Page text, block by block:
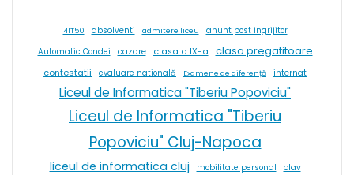
4IT50 absolventi admitere liceu anunt post ingrijitor
Automatic Condei cazare clasa a IX-a clasa pregatitoare
contestatii evaluare natională Examene de diferență internat
Liceul de Informatica "Tiberiu Popoviciu"
Liceul de Informatica "Tiberiu
Popoviciu" Cluj-Napoca
liceul de informatica cluj mobilitate personal
olav